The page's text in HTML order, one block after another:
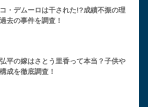
・デムーロは干された!?成績不振の理
去の事件を調査！
平の嫁はさとう里香って本当？子供や
成を徹底調査！